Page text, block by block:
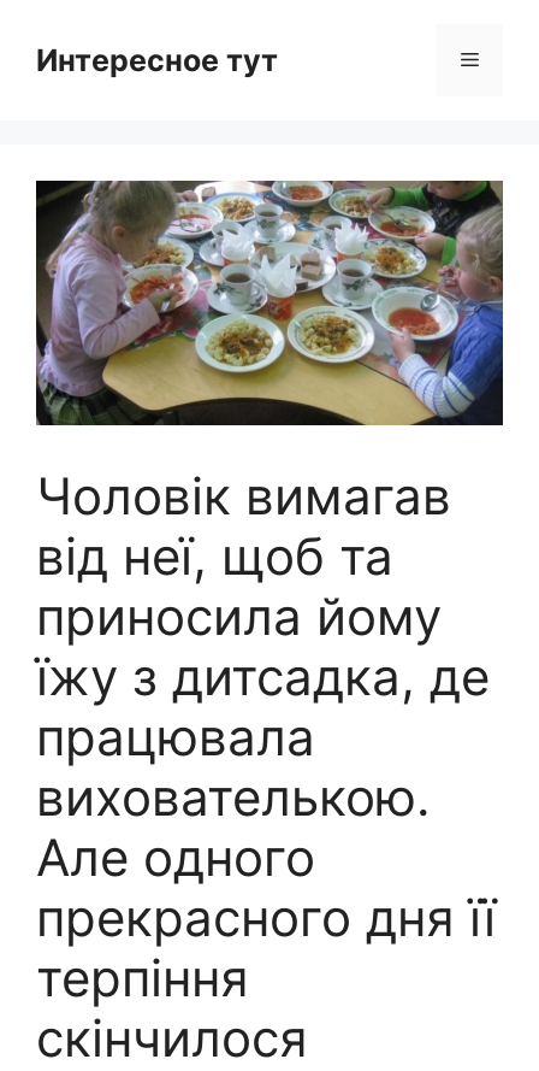
contentИнтересное тут Menu
Чоловік вимагав
від неї, щоб та
приносила йому
їжу з дитсадка, де
працювала
вихователькою.
Але одного
прекрасного дня її
терпіння
скінчилося